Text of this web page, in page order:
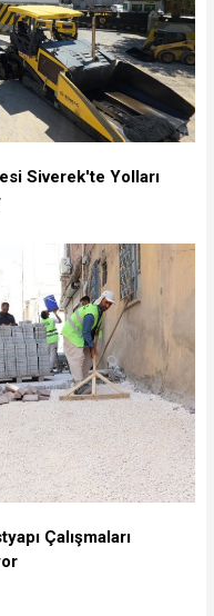
Siverek'te Yolları
Çalışmaları